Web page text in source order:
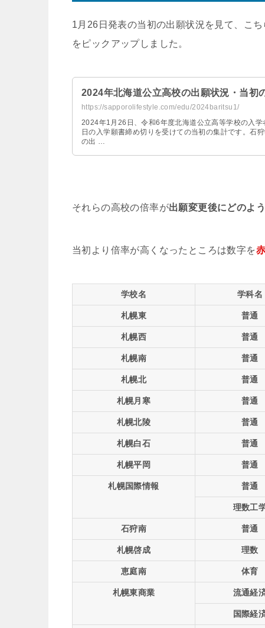
1月26日発表の当初の出願状況を見て、こ
をピックアップしました。
2024年北海道公立高校の出願状況・当初
https://sapporolifestyle.com/edu/2024baritsu1/
2024年1月26日、令和6年度北海道公立高等学校の入
日の入学願書締め切りを受けての当初の集計です。石
の出 …
それらの高校の倍率が出願変更後にどのよ
当初より倍率が高くなったところは数字を赤
学校名 学科名
札幌東 普通
札幌西 普通
札幌南 普通
札幌北 普通
札幌月寒 普通
札幌北陵 普通
札幌白石 普通
札幌平岡 普通
札幌国際情報 普通
理数工
石狩南 普通
札幌啓成 理数
恵庭南 体育
札幌東商業 流通経
国際経